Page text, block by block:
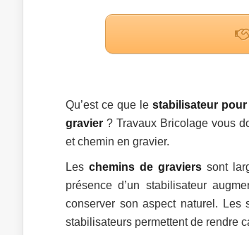
Qu’est ce que le stabilisateur
gravier ? Travaux Bricolage vous
et chemin en gravier.
Les chemins de gravierssont
présence d’un stabilisateur
conserver son aspect naturel. Les
stabilisateurs permettent de rendre